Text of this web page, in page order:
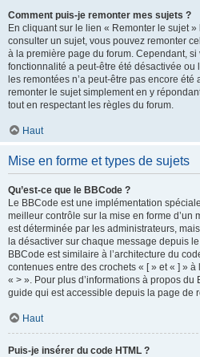
Comment puis-je remonter mes sujets ?
En cliquant sur le lien « Remonter le sujet
consulter un sujet, vous pouvez remonter
à la première page du forum. Cependant,
fonctionnalité a peut-être été désactivée ou
les remontées n’a peut-être pas encore
remonter le sujet simplement en y
tout en respectant les règles du forum.
Haut
Mise en forme et types de sujets
Qu’est-ce que le BBCode ?
Le BBCode est une implémentation
meilleur contrôle sur la mise en forme d’un
est déterminée par les administrateurs,
la désactiver sur chaque message depuis
BBCode est similaire à l’architecture du
contenues entre des crochets « [ » et « ] »
« > ». Pour plus d’informations à propos
guide qui est accessible depuis la page de
Haut
Puis-je insérer du code HTML ?